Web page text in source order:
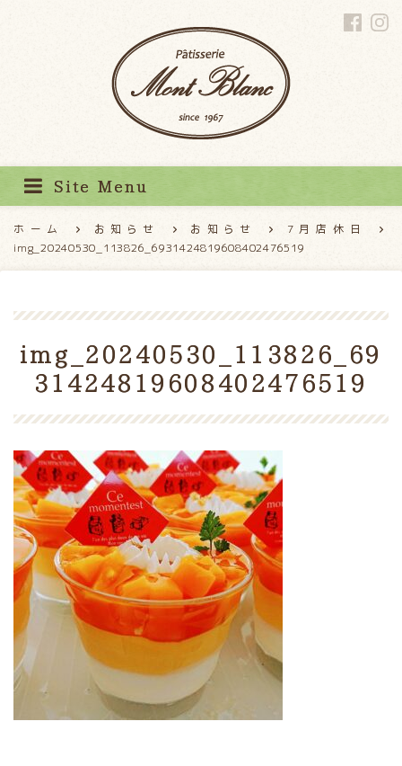
Site Menu
ホーム お知らせ お知らせ
7月店休日
img_20240530_113826_6931424819608402476519
img_20240530_113826_69
31424819608402476519